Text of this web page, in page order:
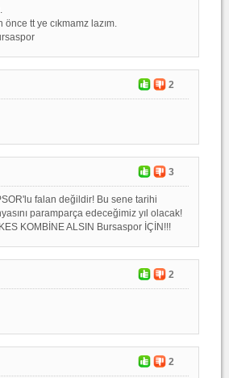
tt ye cıkmamz lazım.
2
3
falan değildir! Bu sene tarihi
paramparça edeceğimiz yıl olacak!
KOMBİNE ALSIN Bursaspor İÇİN!!!
2
2